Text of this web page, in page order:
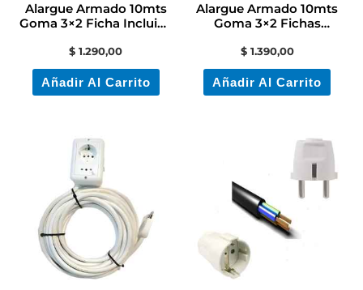
Alargue Armado 10mts
Goma 3×2 Ficha Incluida
$ 1.290,00
Añadir Al Carrito
Alargue Armado 10mts
Goma 3×2 Fichas
$1.390,00
Añadir Al Carrito